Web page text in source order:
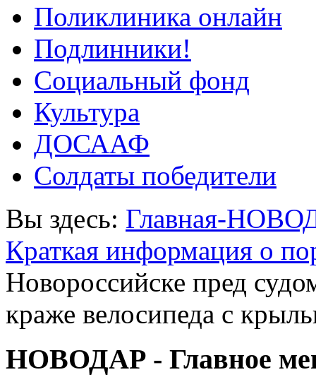
Поликлиника онлайн
Подлинники!
Социальный фонд
Культура
ДОСААФ
Солдаты победители
Вы здесь: Главная-
Краткая информация о
Новороссийске пред
краже велосипеда с
НОВОДАР - Главное